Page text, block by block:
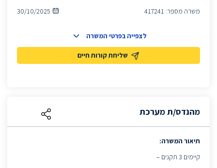
משרה מספר: 417241
30/10/2025
שליחת קורות חיים
לצפייה בפרטי המשרה
מהנדס/ת מערכת
תיאור המשרה:
קיימים 3 תקנים –